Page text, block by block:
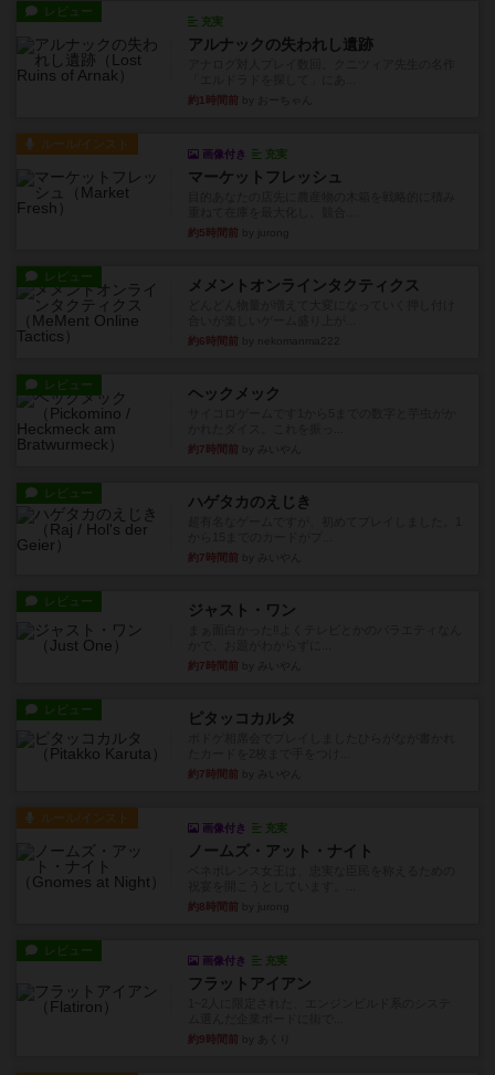
レビュー
充実
アルナックの失われし遺跡
約1時間前
ルール/インスト
画像付き 充実
マーケットフレッシュ
約5時間前
レビュー メメントオンラインタクティクス
約6時間前
レビュー ヘックメック
約7時間前
レビュー ハゲタカのえじき
約7時間前
レビュー ジャスト・ワン
約7時間前
レビュー ピタッコカルタ
約7時間前
ルール/インスト
画像付き 充実
ノームズ・アット・ナイト
約8時間前
レビュー
画像付き 充実
フラットアイアン
約9時間前